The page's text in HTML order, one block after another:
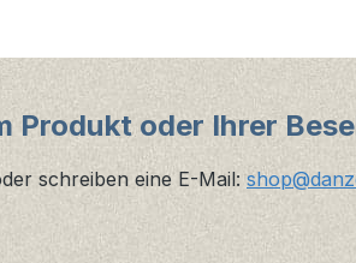
Produkt oder Ihrer
schreiben eine E-Mail: